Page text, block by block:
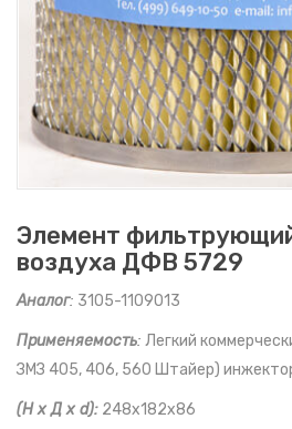
Элемент
воздуха ДФВ 5729
Аналог: 3105-1109013
Применяемость: Легкий
ЗМЗ 405, 406, 560 Штайер)
(Н х Д х d): 248х182х86